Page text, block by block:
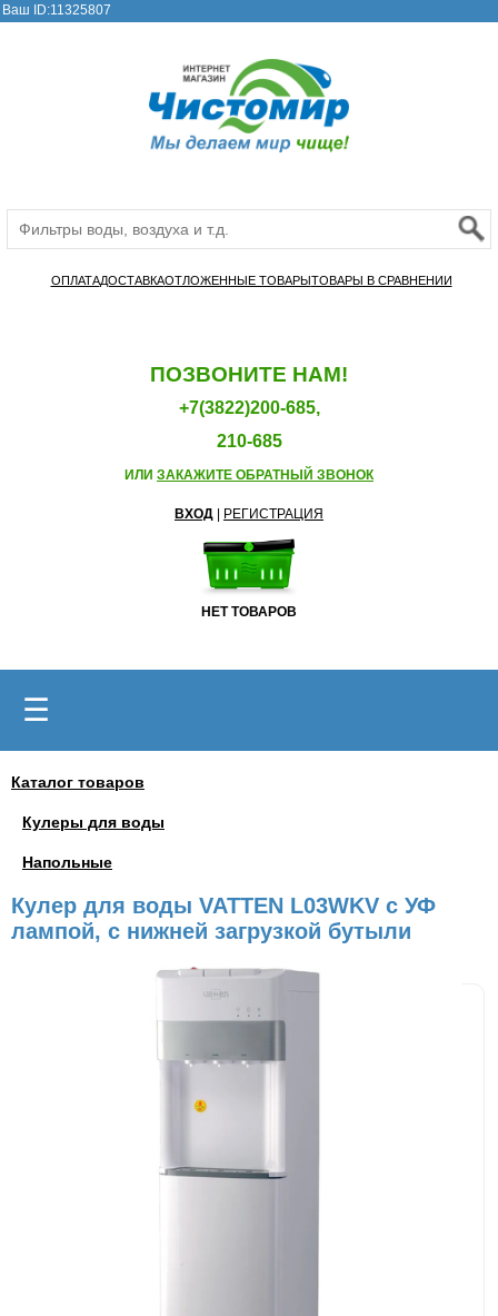
Ваш ID:11325807
ОПЛАТАДОСТАВКАОТЛОЖЕННЫЕ ТОВАРЫТОВАРЫ В СРАВНЕНИИ
ПОЗВОНИТЕ НАМ!
+7(3822)200-685,
210-685
ИЛИ ЗАКАЖИТЕ ОБРАТНЫЙ ЗВОНОК
ВХОД РЕГИСТРАЦИЯ
НЕТ ТОВАРОВ
☰
Каталог товаров
Кулеры для воды
Напольные
Кулер для воды VATTEN L03WKV с УФ
лампой, с нижней загрузкой бутыли